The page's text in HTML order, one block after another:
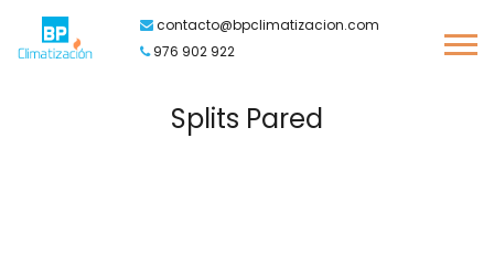
contacto@bpclimatizacion.com
976 902 922
Splits Pared